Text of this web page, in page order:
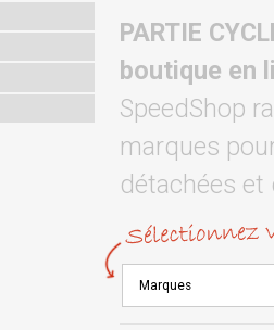
PARTIE
boutique en
SpeedShop
marques
détachées et